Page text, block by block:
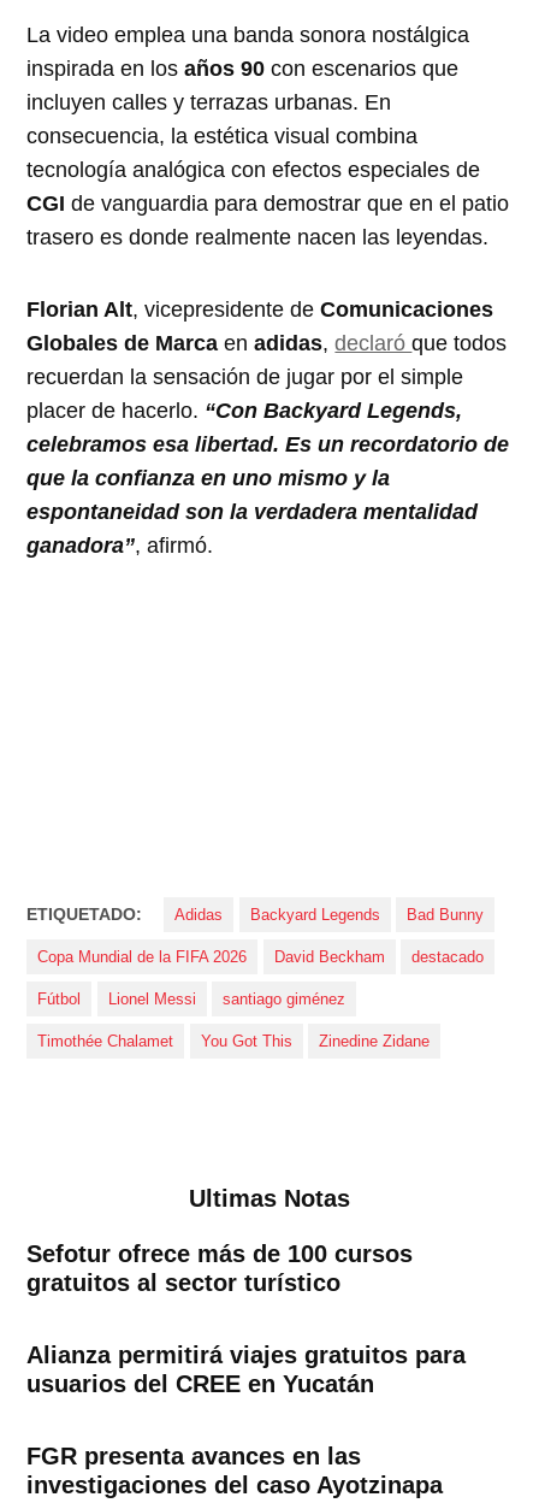
La video emplea una banda sonora nostálgica
inspirada en losaños 90 con escenarios que
incluyen calles y terrazas urbanas. En
consecuencia, la estética visual combina
tecnología analógica con efectos especiales de
CGI de vanguardia para demostrar que en el patio
trasero es donde realmente nacen las leyendas.
Florian Alt, vicepresidente deComunicaciones
Globales de Marca enadidas,declaróque todos
recuerdan la sensación de jugar por el simple
placer de hacerlo. “Con Backyard Legends,
celebramos esa libertad. Es un recordatorio de
que la confianza en uno mismo y la
espontaneidad son la verdadera mentalidad
ganadora”, afirmó.
ETIQUETADO: Adidas Backyard Legends Bad Bunny
Copa Mundial de la FIFA 2026 David Beckham destacado
Fútbol Lionel Messi santiago giménez
Timothée Chalamet You Got This Zinedine Zidane
Ultimas Notas
Sefotur ofrece más de 100 cursos
gratuitos al sector turístico
Alianza permitirá viajes gratuitos para
usuarios del CREE en Yucatán
FGR presenta avances en las
investigaciones del caso Ayotzinapa